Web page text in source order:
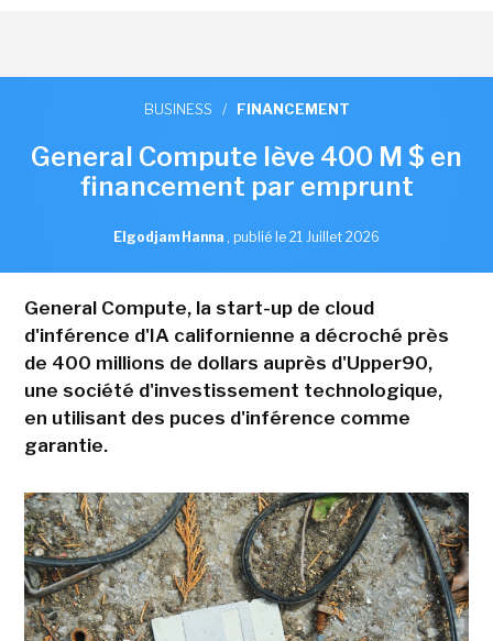
BUSINESS / FINANCEMENT
General Compute lève 400 M $ en
financement par emprunt
Elgodjam Hanna , publié le 21 Juillet 2026
General Compute, la start-up de cloud
d'inférence d'IA californienne a décroché près
de 400 millions de dollars auprès d'Upper90,
une société d'investissement technologique,
en utilisant des puces d'inférence comme
garantie.